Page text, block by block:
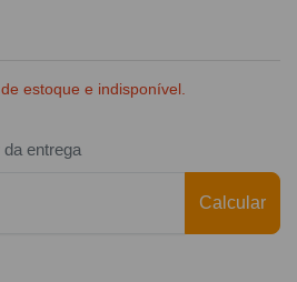
estoque e indisponível.
entrega
Calcular